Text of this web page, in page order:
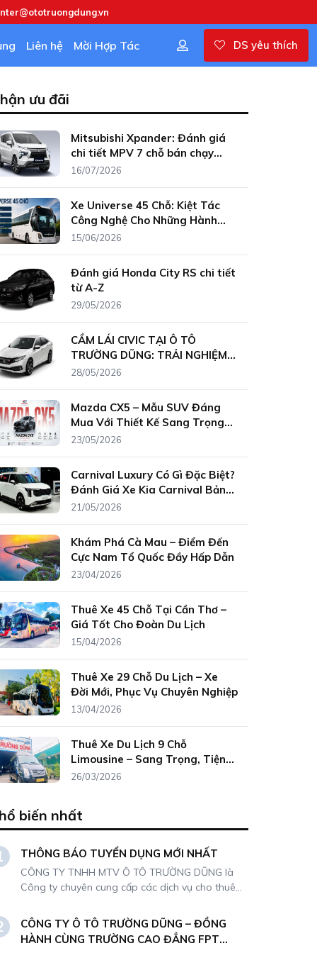
Liên hệ Mời Hợp Tác DS yêu thích
ưu đãi
Mitsubishi Xpander: Đánh giá
chi tiết MPV 7 chỗ bán chạy
nhất Việt Nam
16/07/2026
Xe Universe 45 Chỗ: Kiệt Tác
Công Nghệ Cho Những Hành
Trình Đẳng Cấp
15/06/2026
Đánh giá Honda City RS chi tiết
từ A-Z
29/05/2026
CẦM LÁI CIVIC TẠI Ô TÔ
TRƯỜNG DŨNG: TRẢI NGHIỆM
XE ĐUA PHỐ THỊ KHÔNG CẦN
28/05/2026
Mazda CX5 – Mẫu SUV Đáng
Mua Với Thiết Kế Sang Trọng
Và Công Nghệ Hiện Đại Giới
23/05/2026
Carnival Luxury Có Gì Đặc Biệt?
Đánh Giá Xe Kia Carnival Bản
Cao Cấp Nhất
21/05/2026
Khám Phá Cà Mau – Điểm Đến
Cực Nam Tổ Quốc Đầy Hấp Dẫn
23/04/2026
Thuê Xe 45 Chỗ Tại Cần Thơ –
Giá Tốt Cho Đoàn Du Lịch
15/04/2026
Thuê Xe 29 Chỗ Du Lịch – Xe
Đời Mới, Phục Vụ Chuyên Nghiệp
13/04/2026
Thuê Xe Du Lịch 9 Chỗ
Limousine – Sang Trọng, Tiện
Nghi, Giá Tốt
26/03/2026
biến nhất
THÔNG BÁO TUYỂN DỤNG MỚI NHẤT
CÔNG TY TNHH MTV Ô TÔ TRƯỜNG DŨNG là
Công ty chuyên cung cấp các dịch vụ cho thuê
mở rộng kinh doanh, Công ty chúng tôi cần
tuyển dụng nhân sự
CÔNG TY Ô TÔ TRƯỜNG DŨNG – ĐỒNG
HÀNH CÙNG TRƯỜNG CAO ĐẲNG FPT